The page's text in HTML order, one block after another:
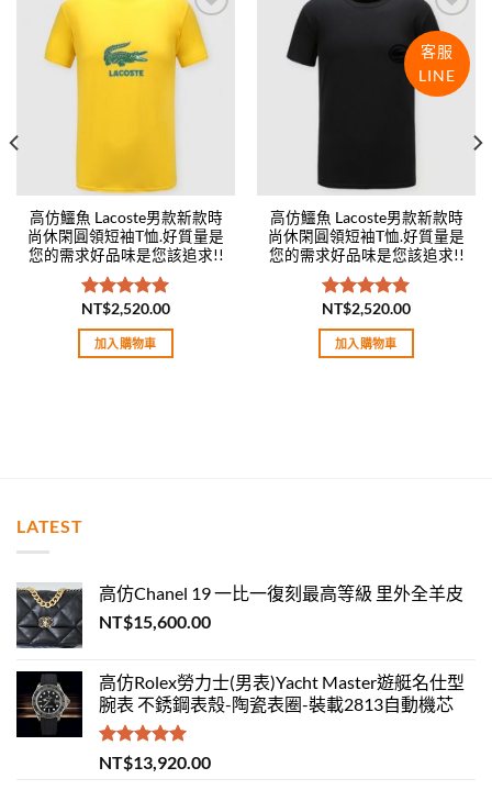
Add to
wishlist
高仿鱷魚 Lacoste男款新款時
尚休閑圓領短袖T恤.好質量是
您的需求好品味是您該追求!!
評分5.00
滿分 5
NT$2,520.00
加入購物車
Add to
wishlist
高仿鱷魚 Lacoste男款新款時
尚休閑圓領短袖T恤.好質量是
您的需求好品味是您該追求!!
評分5.00
滿分 5
NT$2,520.00
加入購物車
LATEST
高仿Chanel 19 一比一復刻最高等級 里外全羊皮
NT$15,600.00
高仿Rolex勞力士(男表)Yacht Master遊艇名仕型
腕表 不銹鋼表殼-陶瓷表圈-裝載2813自動機芯
評分5.00
滿分 5
NT$13,920.00
客服
LINE